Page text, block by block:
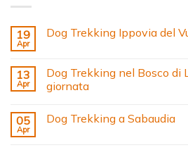
19
Apr
Dog Trekking Ippovia del
13
Apr
Dog Trekking nel Bosco di
giornata
05
Apr
Dog Trekking a Sabaudia